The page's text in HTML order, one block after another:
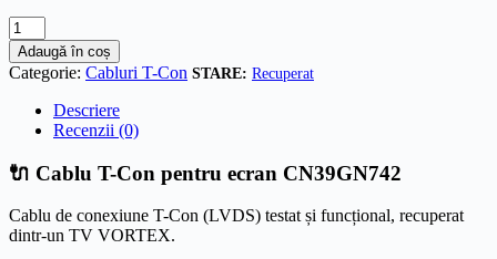
Cantitate
Cablu
T-
Con
pentru
VORTEX
LEDV-
39CN06
Adaugă în coș
Categorie: Cabluri T-Con Recuperat
Descriere
Recenzii (0)
🔌 Cablu T-Con pentru ecran CN39GN742
Cablu de conexiune T-Con (LVDS) testat și funcțional, recuperat
dintr-un TV VORTEX.